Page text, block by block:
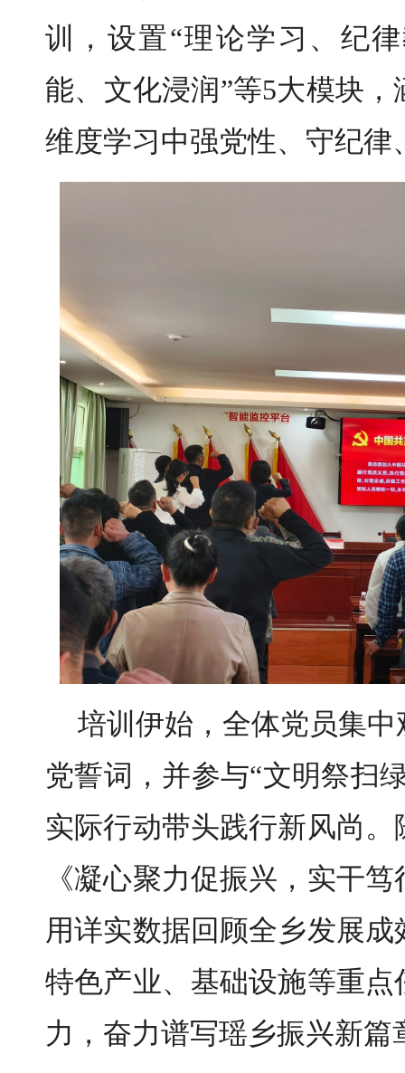
训，设置“理论学习、纪
能、文化浸润”等5大模块
维度学习中强党性、守纪律
培训伊始，全体党员集
党誓词，并参与“文明祭扫
实际行动带头践行新风尚
《凝心聚力促振兴，实干
用详实数据回顾全乡发展
特色产业、基础设施等重
力，奋力谱写瑶乡振兴新篇